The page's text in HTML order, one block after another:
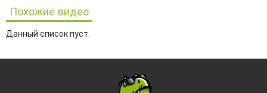
Похожие видео
Данный список пуст.